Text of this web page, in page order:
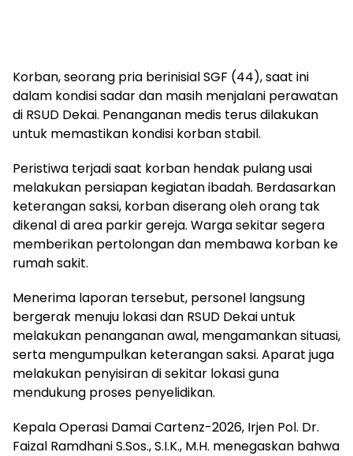
Korban, seorang pria berinisial SGF (44), saat ini
dalam kondisi sadar dan masih menjalani perawatan
di RSUD Dekai. Penanganan medis terus dilakukan
untuk memastikan kondisi korban stabil.
Peristiwa terjadi saat korban hendak pulang usai
melakukan persiapan kegiatan ibadah. Berdasarkan
keterangan saksi, korban diserang oleh orang tak
dikenal di area parkir gereja. Warga sekitar segera
memberikan pertolongan dan membawa korban ke
rumah sakit.
Menerima laporan tersebut, personel langsung
bergerak menuju lokasi dan RSUD Dekai untuk
melakukan penanganan awal, mengamankan situasi,
serta mengumpulkan keterangan saksi. Aparat juga
melakukan penyisiran di sekitar lokasi guna
mendukung proses penyelidikan.
Kepala Operasi Damai Cartenz-2026, Irjen Pol. Dr.
Faizal Ramdhani S.Sos., S.I.K., M.H. menegaskan bahwa